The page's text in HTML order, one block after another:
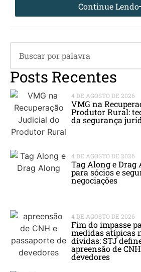
Continue Lendo
Posts Recentes
4 DE AGOSTO DE 2026
VMG na
Produtor Rural:
da segurança
4 DE AGOSTO DE 2026
Tag Along e Drag
para sócios e
negociações
4 DE AGOSTO DE 2026
Fim do impasse
medidas atípicas
dívidas: STJ
apreensão de
devedores